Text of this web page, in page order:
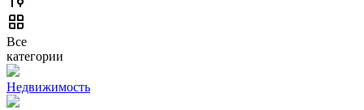
Все
категории
Недвижимость